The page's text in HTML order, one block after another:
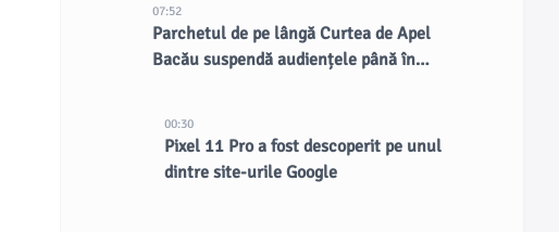
07:52
Parchetul de pe lângă Curtea de Apel
Bacău suspendă audiențele până în
00:30
Pixel 11 Pro a fost descoperit pe unul
dintre site-urile Google